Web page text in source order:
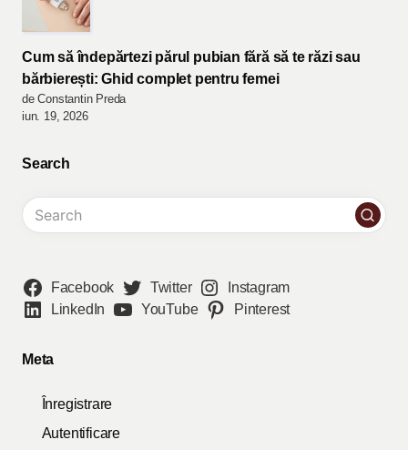
Cum să îndepărtezi părul pubian fără să te răzi sau
bărbierești: Ghid complet pentru femei
de Constantin Preda
iun. 19, 2026
Search
Facebook Twitter
Instagram
LinkedIn
YouTube Pinterest
Meta
Înregistrare
Autentificare